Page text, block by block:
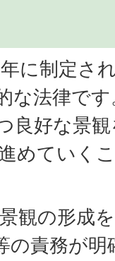
に制定さ
な法律で
良好な景
めていく
観の形成
の責務が